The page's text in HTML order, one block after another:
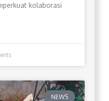
kolaborasi
NEWS